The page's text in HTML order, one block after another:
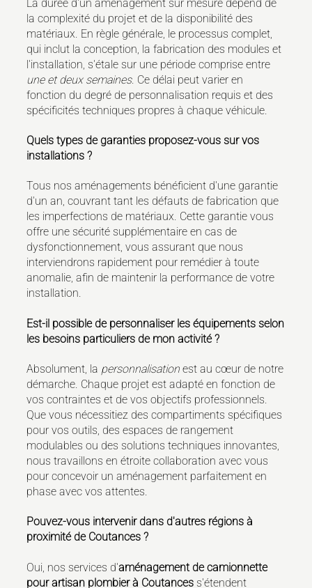
La durée d'un aménagement sur mesure dépend de
la complexité du projet et de la disponibilité des
matériaux. En règle générale, le processus complet,
qui inclut la conception, la fabrication des modules et
l'installation, s'étale sur une période comprise entre
une et deux semaines. Ce délai peut varier en
fonction du degré de personnalisation requis et des
spécificités techniques propres à chaque véhicule.
Quels types de garanties proposez-vous sur vos
installations ?
Tous nos aménagements bénéficient d'une garantie
d'un an, couvrant tant les défauts de fabrication que
les imperfections de matériaux. Cette garantie vous
offre une sécurité supplémentaire en cas de
dysfonctionnement, vous assurant que nous
interviendrons rapidement pour remédier à toute
anomalie, afin de maintenir la performance de votre
installation.
Est-il possible de personnaliser les équipements selon
les besoins particuliers de mon activité ?
Absolument, la personnalisation est au cœur de notre
démarche. Chaque projet est adapté en fonction de
vos contraintes et de vos objectifs professionnels.
Que vous nécessitiez des compartiments spécifiques
pour vos outils, des espaces de rangement
modulables ou des solutions techniques innovantes,
nous travaillons en étroite collaboration avec vous
pour concevoir un aménagement parfaitement en
phase avec vos attentes.
Pouvez-vous intervenir dans d'autres régions à
proximité de Coutances ?
Oui, nos services d'aménagement de camionnette
pour artisan plombier à Coutances s'étendent